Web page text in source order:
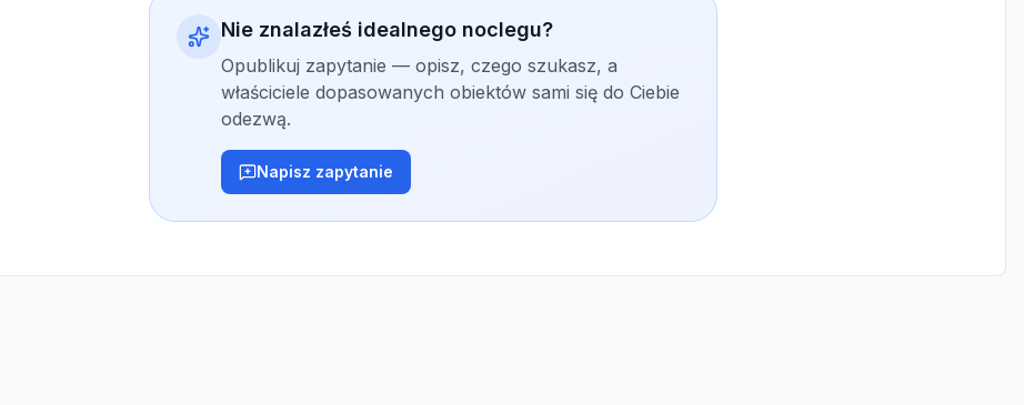
Nie znalazłeś idealnego noclegu?
Opublikuj zapytanie — opisz, czego szukasz, a
właściciele dopasowanych obiektów sami się do Ciebie
odezwą.
Napisz zapytanie